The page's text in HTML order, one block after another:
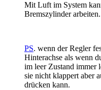
Mit Luft im System
Bremszylinder
PS. wenn der Regler
Hinterachse als wenn
im leer Zustand immer
sie nicht klappert aber
drücken kann.